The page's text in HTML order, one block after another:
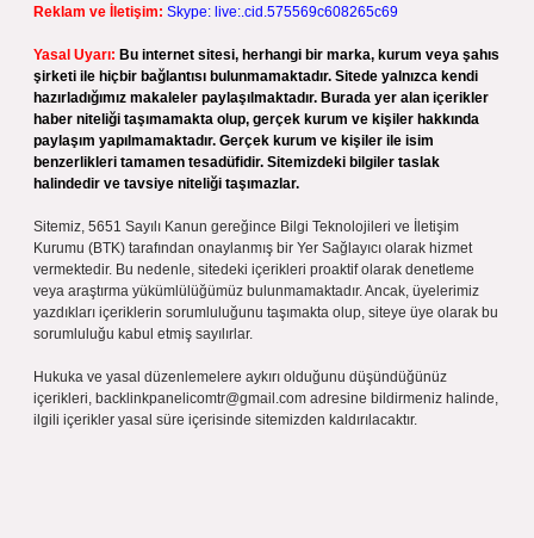
Reklam ve İletişim: Skype: live:.cid.575569c608265c69
Yasal Uyarı: Bu internet sitesi, herhangi bir marka, kurum veya şahıs
şirketi ile hiçbir bağlantısı bulunmamaktadır. Sitede yalnızca kendi
hazırladığımız makaleler paylaşılmaktadır. Burada yer alan içerikler
haber niteliği taşımamakta olup, gerçek kurum ve kişiler hakkında
paylaşım yapılmamaktadır. Gerçek kurum ve kişiler ile isim
benzerlikleri tamamen tesadüfidir. Sitemizdeki bilgiler taslak
halindedir ve tavsiye niteliği taşımazlar.
Sitemiz, 5651 Sayılı Kanun gereğince Bilgi Teknolojileri ve İletişim
Kurumu (BTK) tarafından onaylanmış bir Yer Sağlayıcı olarak hizmet
vermektedir. Bu nedenle, sitedeki içerikleri proaktif olarak denetleme
veya araştırma yükümlülüğümüz bulunmamaktadır. Ancak, üyelerimiz
yazdıkları içeriklerin sorumluluğunu taşımakta olup, siteye üye olarak bu
sorumluluğu kabul etmiş sayılırlar.
Hukuka ve yasal düzenlemelere aykırı olduğunu düşündüğünüz
içerikleri, backlinkpanelicomtr@gmail.com adresine bildirmeniz halinde,
ilgili içerikler yasal süre içerisinde sitemizden kaldırılacaktır.